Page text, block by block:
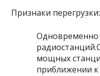
Признаки перегрузки:
Одновременно
мощных
приближении к